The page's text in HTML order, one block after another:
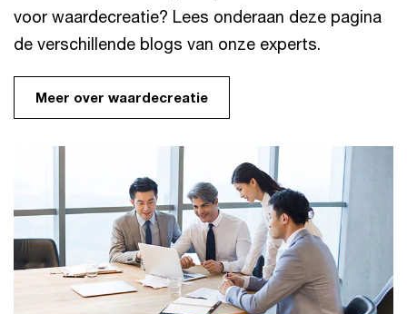
voor waardecreatie? Lees onderaan deze pagina
de verschillende blogs van onze experts.
Meer over waardecreatie